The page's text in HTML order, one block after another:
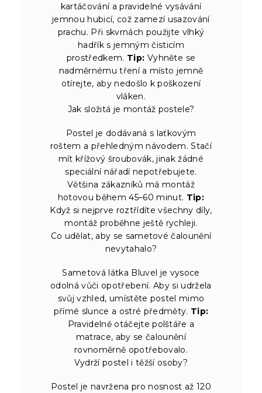
kartáčování a pravidelné vysávání
jemnou hubicí, což zamezí usazování
prachu. Při skvrnách použijte vlhký
hadřík s jemným čisticím
prostředkem. Tip: Vyhněte se
nadměrnému tření a místo jemně
otírejte, aby nedošlo k poškození
vláken.
Jak složitá je montáž postele?
Postel je dodávaná s laťkovým
roštem a přehledným návodem. Stačí
mít křížový šroubovák, jinak žádné
speciální nářadí nepotřebujete.
Většina zákazníků má montáž
hotovou během 45–60 minut. Tip:
Když si nejprve roztřídíte všechny díly,
montáž proběhne ještě rychleji.
Co udělat, aby se sametové čalounění
nevytahalo?
Sametová látka Bluvel je vysoce
odolná vůči opotřebení. Aby si udržela
svůj vzhled, umístěte postel mimo
přímé slunce a ostré předměty. Tip:
Pravidelně otáčejte polštáře a
matrace, aby se čalounění
rovnoměrně opotřebovalo.
Vydrží postel i těžší osoby?
Postel je navržena pro nosnost až 120